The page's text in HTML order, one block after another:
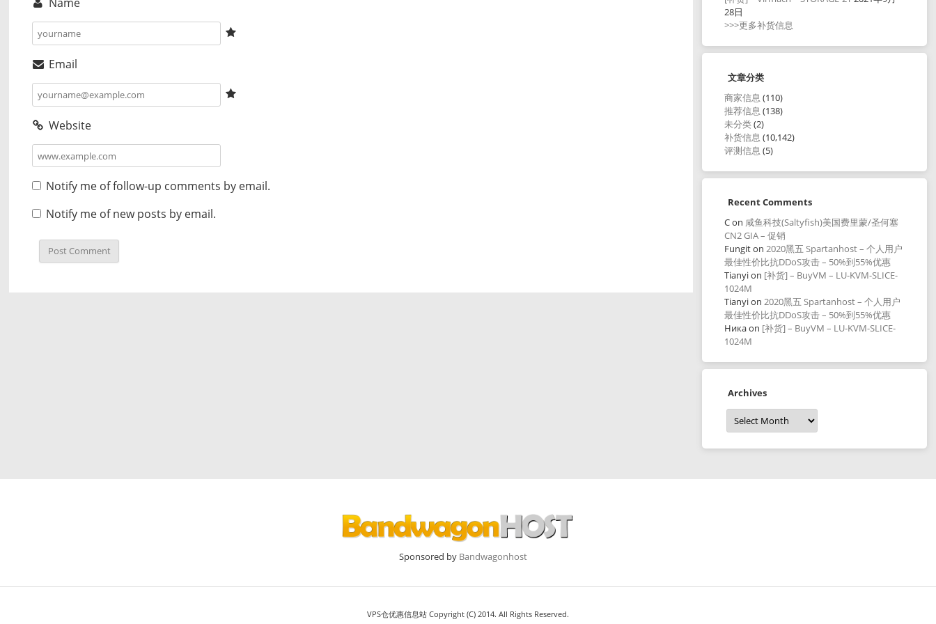
Email
Website
Notify me of follow-up comments by email.
Notify me of new posts by email.
28日
>>>更多补货信息
文章分类
商家信息 (110)
推荐信息 (138)
未分类(2)
补货信息 (10,142)
评测信息 (5)
Recent Comments
Con 咸鱼科技(Saltyfish)美国费里蒙/圣何塞
CN2 GIA – 促销
Fungiton2020黑五 Spartanhost – 个人用户
最佳性价比抗DDoS攻击 – 50%到55%优惠
Tianyion [补货] – BuyVM – LU-KVM-SLICE-
1024M
Tianyion2020黑五 Spartanhost – 个人用户
最佳性价比抗DDoS攻击 – 50%到55%优惠
Никаon [补货] – BuyVM – LU-KVM-SLICE-
1024M
Archives
Archives
Sponsored by Bandwagonhost
VPS仓优惠信息站 Copyright (C) 2014. All Rights Reserved.